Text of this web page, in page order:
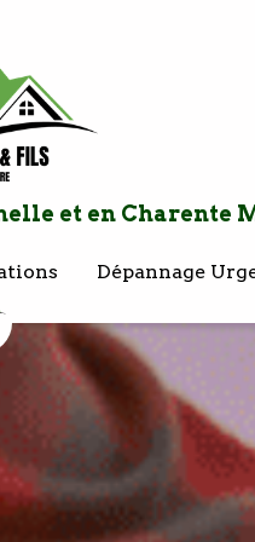
et en Charente
Dépannage
et en Charente
Dépannage